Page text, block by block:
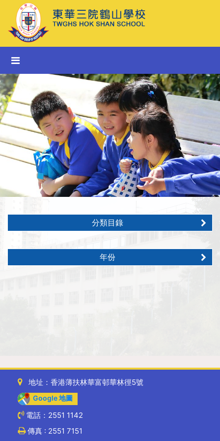
分類目錄
年份
地址：香港薄扶林華富邨華林徑5號
Google 地圖
電話：2551 1142
傳真 : 2551 7151